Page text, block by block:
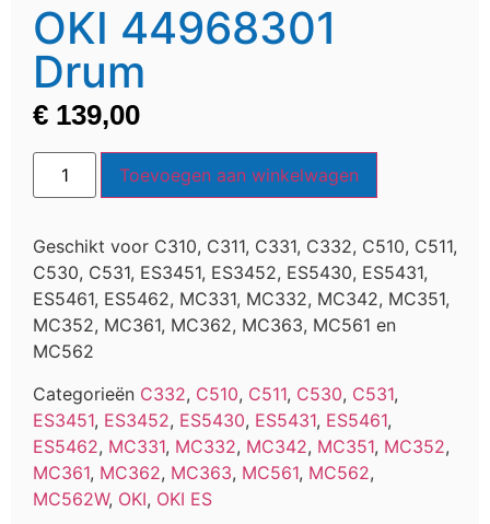
OKI 44968301
Drum
€ 139,00
Toevoegen aan winkelwagen
Geschikt voor C310, C311, C331, C332, C510, C511,
C530, C531, ES3451, ES3452, ES5430, ES5431,
ES5461, ES5462, MC331, MC332, MC342, MC351,
MC352, MC361, MC362, MC363, MC561 en
MC562
Categorieën C332, C510, C511, C530, C531,
ES3451, ES3452, ES5430, ES5431, ES5461,
ES5462, MC331, MC332, MC342, MC351, MC352,
MC361, MC362, MC363, MC561, MC562,
MC562W, OKI, OKI ES